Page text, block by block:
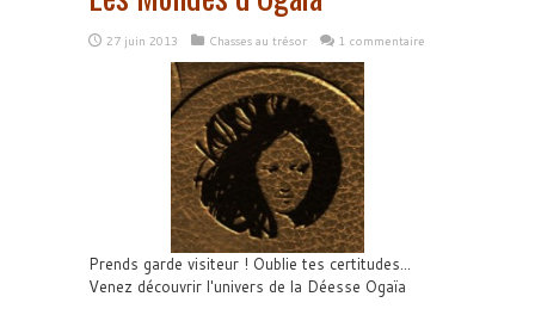
27 juin 2013 Chasses au trésor 1 commentaire
Prends garde visiteur ! Oublie tes certitudes...
Venez découvrir l'univers de la Déesse Ogaïa